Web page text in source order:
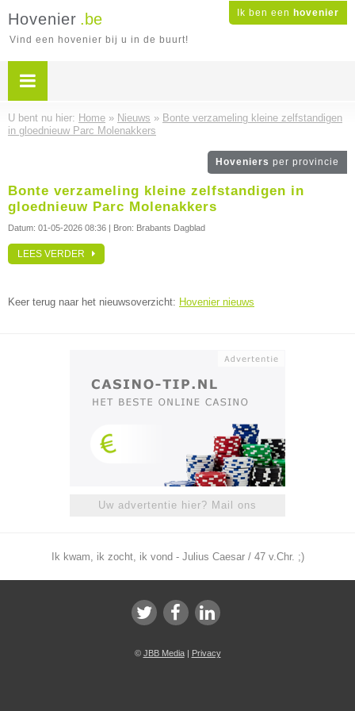
Ik ben een hovenier
Hovenier .be
Vind een hovenier bij u in de buurt!
U bent nu hier: Home » Nieuws » Bonte verzameling kleine zelfstandigen
in gloednieuw Parc Molenakkers
Hoveniers per provincie
Bonte verzameling kleine zelfstandigen in
gloednieuw Parc Molenakkers
Datum: 01-05-2026 08:36 | Bron: Brabants Dagblad
LEES VERDER
Keer terug naar het nieuwsoverzicht: Hovenier nieuws
Uw advertentie hier? Mail ons
Ik kwam, ik zocht, ik vond - Julius Caesar / 47 v.Chr. ;)
© JBB Media| Privacy